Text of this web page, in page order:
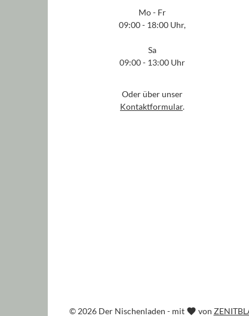
Mo - Fr
09:00 - 18:00 Uhr,
Sa
09:00 - 13:00 Uhr
Oder über unser
Kontaktformular.
© 2026 Der Nischenladen - mit von